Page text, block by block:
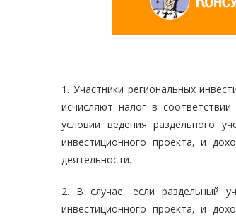
1. Участники региональных
исчисляют налог в
условии ведения раздельного
инвестиционного проекта, и
деятельности.
2. В случае, если раздельный
инвестиционного проекта, и